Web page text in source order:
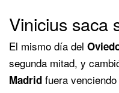
Vinicius saca
El mismo día del
segunda mitad, y
Madrid fuera